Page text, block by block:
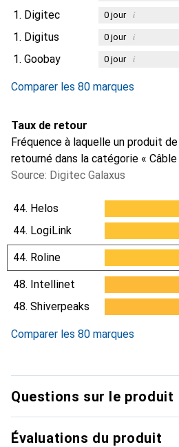
1. Digitec 0jour i
1. Digitus 0jour i
1. Goobay 0jour i
Comparer les 80 marques
Taux de retour
Fréquence à laquelle un produit
retourné dans la catégorie « Câble
Source: Digitec Galaxus
44. Helos
44. LogiLink
44. Roline
48. Intellinet
48. Shiverpeaks
Comparer les 80 marques
Questions sur le produit
Évaluations du produit